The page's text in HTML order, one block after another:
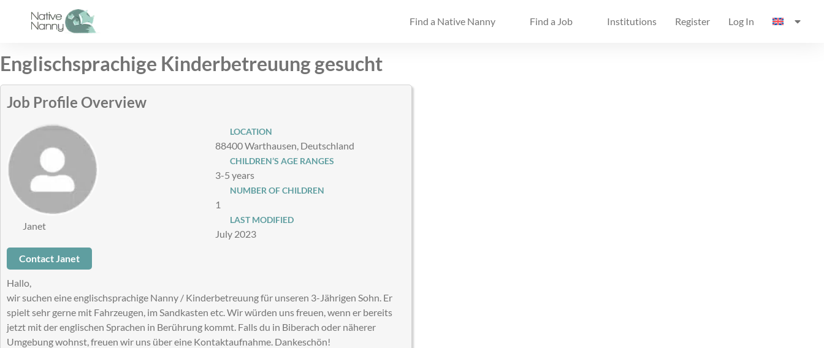
Find a Native Nanny Find a Job Institutions Register Log In
Englischsprachige Kinderbetreuung gesucht
Job Profile Overview
Janet
LOCATION
88400 Warthausen, Deutschland
CHILDREN’S AGE RANGES
3-5 years
NUMBER OF CHILDREN
1
LAST MODIFIED
July 2023
Contact Janet
Hallo,
wir suchen eine englischsprachige Nanny / Kinderbetreuung für unseren 3-Jährigen Sohn. Er
spielt sehr gerne mit Fahrzeugen, im Sandkasten etc. Wir würden uns freuen, wenn er bereits
jetzt mit der englischen Sprachen in Berührung kommt. Falls du in Biberach oder näherer
Umgebung wohnst, freuen wir uns über eine Kontaktaufnahme. Dankeschön!